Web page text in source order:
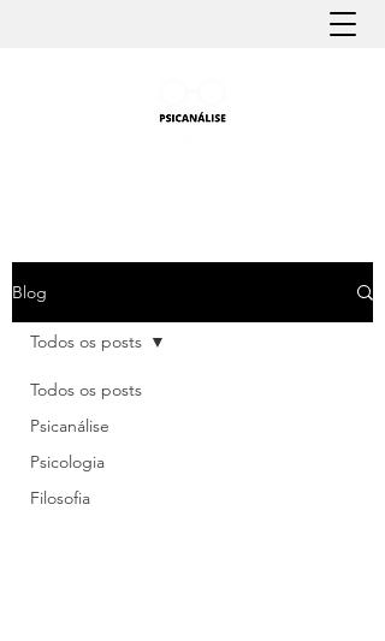
Blog
Todos os posts
Psicanálise
Psicologia
Filosofia
Todos os posts